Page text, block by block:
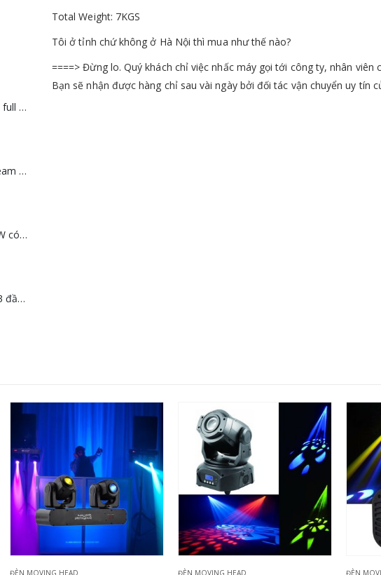
Total Weight: 7KGS
Tôi ở tỉnh chứ không ở Hà Nội thì mua như thế nào?
====> Đừng lo. Quý khách chỉ việc nhấc máy gọi tới công ty, nhân
Bạn sẽ nhận được hàng chỉ sau vài ngày bởi đối tác vận chuyển uy tín
Đèn PAR LED 54x9W full color RGB
Đèn Moving Head Beam 295
Đèn PAR LED 20x12W có tay điều khiển từ xa
Đèn Moving 18 mắt 3 đầu LED LASER
ĐÈN MOVING HEAD ĐÈN MOVING HEAD ĐÈN